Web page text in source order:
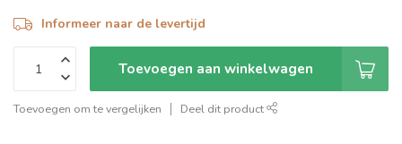
Informeer naar de levertijd
Toevoegen aan winkelwagen
Toevoegen om te vergelijken Deel dit product